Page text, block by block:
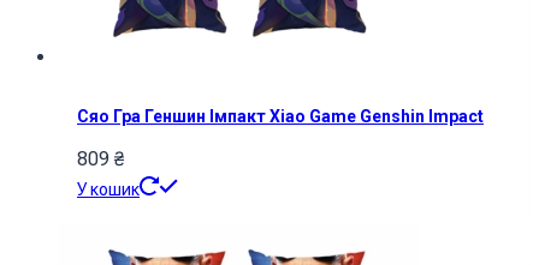
Сяо Гра Геншин Імпакт Xiao Game Genshin Impact
809 ₴
У кошик